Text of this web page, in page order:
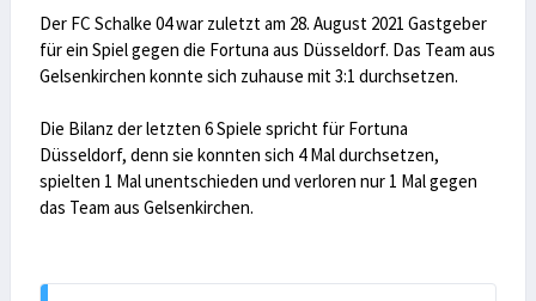
Der FC Schalke 04 war zuletzt am 28. August 2021 Gastgeber
für ein Spiel gegen die Fortuna aus Düsseldorf. Das Team aus
Gelsenkirchen konnte sich zuhause mit 3:1 durchsetzen.
Die Bilanz der letzten 6 Spiele spricht für Fortuna
Düsseldorf, denn sie konnten sich 4 Mal durchsetzen,
spielten 1 Mal unentschieden und verloren nur 1 Mal gegen
das Team aus Gelsenkirchen.